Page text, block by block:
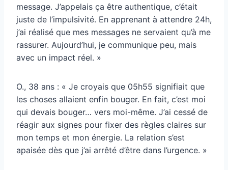
message. J’appelais ça être authentique, c’était
juste de l’impulsivité. En apprenant à attendre 24h,
j’ai réalisé que mes messages ne servaient qu’à me
rassurer. Aujourd’hui, je communique peu, mais
avec un impact réel. »
O., 38 ans : « Je croyais que 05h55 signifiait que
les choses allaient enfin bouger. En fait, c’est moi
qui devais bouger… vers moi-même. J’ai cessé de
réagir aux signes pour fixer des règles claires sur
mon temps et mon énergie. La relation s’est
apaisée dès que j’ai arrêté d’être dans l’urgence. »